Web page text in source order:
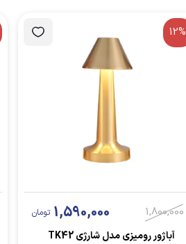
12%
1,800,000
1,590,000 تومان
آباژور رومیزی مدل شارژی TK42